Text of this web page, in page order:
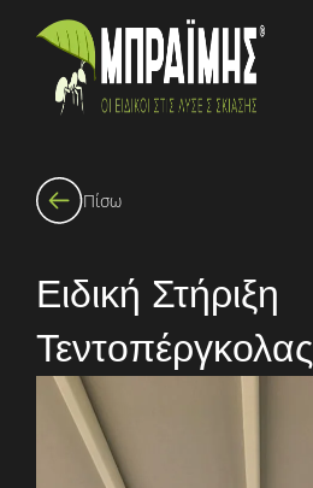
Πίσω
Ειδική Στήριξη
Τεντοπέργκολας